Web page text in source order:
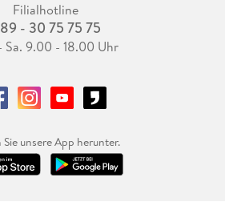
Filialhotline
- 30 75 75 75
Sa. 9.00 - 18.00 Uhr
Sie unsere App herunter.